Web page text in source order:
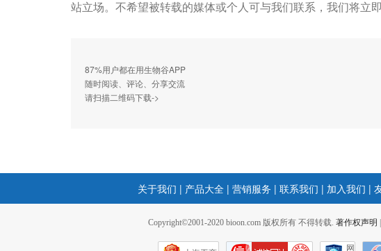
站立场。不希望被转载的媒体或个人可与我们联系，我们将立
87%用户都在用生物谷APP
随时阅读、评论、分享交流
请扫描二维码下载->
关于我们 | 产品大全 | 营销服务 | 联系我们 | 加入我们 |
Copyright©2001-2020 bioon.com 版权所有 不得转载. 著作权声明
网